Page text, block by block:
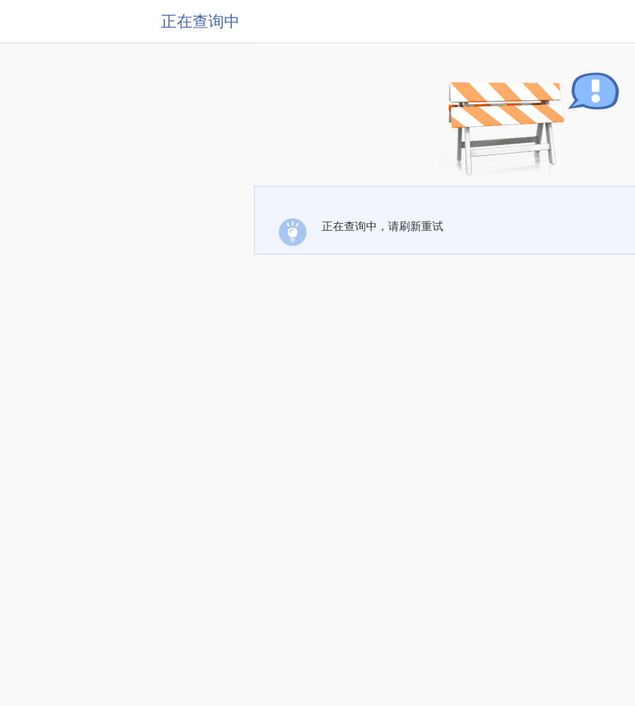
正在查询中
正在查询中，请刷新重试